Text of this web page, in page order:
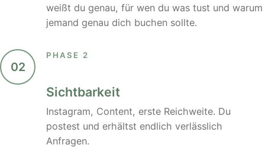
weißt du genau, für wen du was tust und warum
jemand genau dich buchen sollte.
02
PHASE 2
Sichtbarkeit
Instagram, Content, erste Reichweite. Du
postest und erhältst endlich verlässlich
Anfragen.